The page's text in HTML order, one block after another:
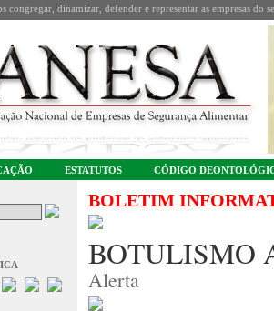
congregar, dinamizar, defender e representar as empresas
ESTATUTOS CÓDIGO
BOLETIM
BOTULISMO
Alerta